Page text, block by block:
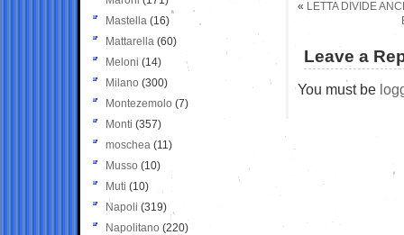
« LETTA DIVIDE
Leave a
You must be
Mastella (16)
Mattarella (60)
Meloni (14)
Milano (300)
Montezemolo (7)
Monti (357)
moschea (11)
Musso (10)
Muti (10)
Napoli (319)
Napolitano (220)